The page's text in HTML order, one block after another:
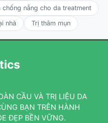
chống nắng cho da treatment
nhà Trị thâm mụn
CẦU VÀ TRỊ LIỆU DA
BẠN TRÊN HÀNH
ĐẸP BỀN VỮNG.